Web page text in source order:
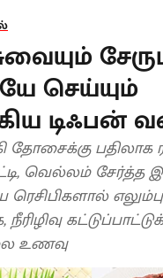
செய்யும்
டிஃபன்
தோசைக்கு பதிலாக
வெல்லம் சேர்த்த
உணவு